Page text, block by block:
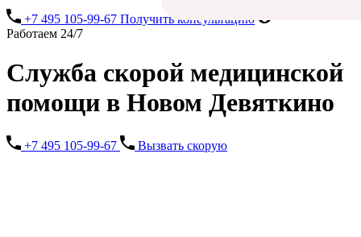
+7 495 105-99-67 Получить консультацию
Работаем 24/7
Служба скорой медицинской
помощи в Новом Девяткино
+7 495 105-99-67 Вызвать скорую